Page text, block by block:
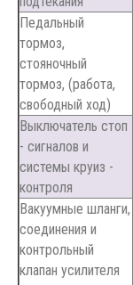
Педальный
тормоз,
стояночный
тормоз, (работа,
свободный ход)
Выключатель стоп
- сигналов и
системы круиз -
контроля
Вакуумные шланги,
соединения и
контрольный
клапан усилителя